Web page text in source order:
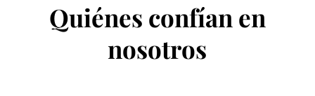
Quiénes confían en
nosotros